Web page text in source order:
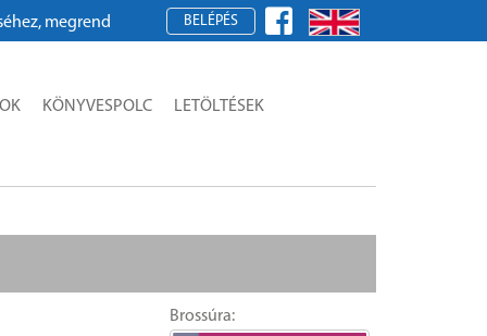
megrendeléshez kérjük, regisztráljon!
BELÉPÉS
KÖNYVESPOLC LETÖLTÉSEK
Brossúra: